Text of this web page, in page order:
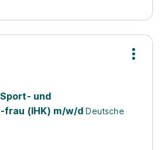
und
frau (IHK) m/w/d Deutsche